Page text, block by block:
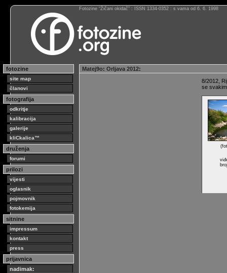
Fotozine “Žičani okidač” : ISSN 1334-0352 : s vama od 6. 6. 1998
fotozine
site map
članovi
fotografija
odkritje
kalibracija
galerije
kliCkalica™
druženja
forumi
prilozi
vijesti
oglasnik
pojmovnik
fotokemija
sitnine
impressum
kontakt
press
prijavnica
nadimak:
Matej9o: Orljava 2012:
8/2012,
se